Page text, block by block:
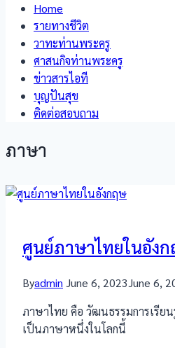
Home
รายทางชีวิต
วาทะท่านพระครู
ศาสนกิจท่านพระครู
ข่าวสารไอที
บุญปันสุข
ติดต่อสอบถาม
ภาษา
ศูนย์ภาษาไทยในอัง
Byadmin June 6, 2023June 6,
ภาษาไทย คือ วัฒนธรรมการเรียน
เป็นภาษาหนึ่งในโลกนี้